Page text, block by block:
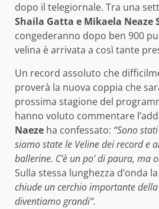
dopo il telegiornale. Tra una
Shaila Gatta e Mikaela Neaze
congederanno dopo ben 900
velina è arrivata a così tante
Un record assoluto che
proverà la nuova coppia che
prossima stagione del
hanno voluto commentare
Naeze ha confessato: “Sono
siamo state le Veline dei record e
ballerine. C’è un po’ di paura, ma
Sulla stessa lunghezza d’onda
chiude un cerchio importante
diventiamo grandi”.